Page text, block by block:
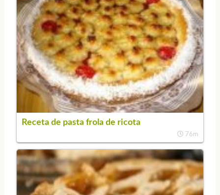
Receta de pasta frola de ricota
76m